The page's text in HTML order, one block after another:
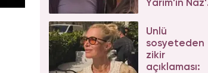
Yarim'in
beğeni yağdı
Ünlü
sosyeteden
zikir
açıklaması: